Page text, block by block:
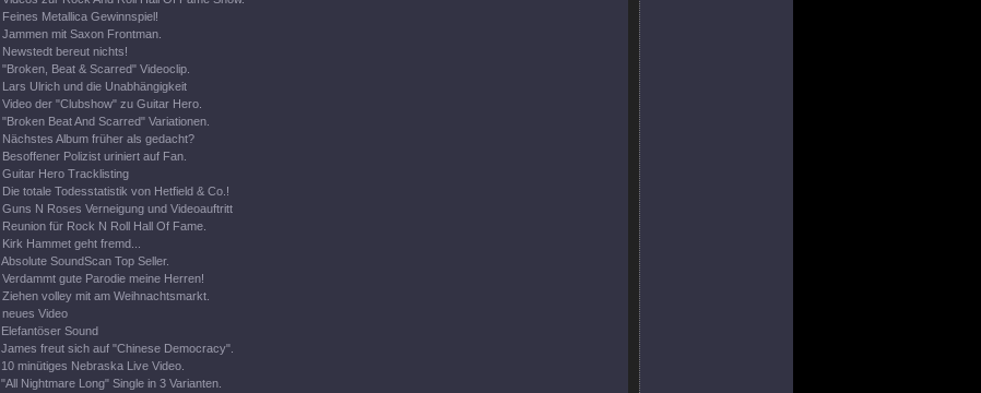
Feines Metallica Gewinnspiel!
Jammen mit Saxon Frontman.
Newstedt bereut nichts!
"Broken, Beat & Scarred" Videoclip.
Lars Ulrich und die Unabhängigkeit
Video der "Clubshow" zu Guitar Hero.
"Broken Beat And Scarred" Variationen.
Nächstes Album früher als gedacht?
Besoffener Polizist uriniert auf Fan.
Guitar Hero Tracklisting
Die totale Todesstatistik von Hetfield & Co.!
Guns N Roses Verneigung und Videoauftritt
Reunion für Rock N Roll Hall Of Fame.
Kirk Hammet geht fremd...
Absolute SoundScan Top Seller.
Verdammt gute Parodie meine Herren!
Ziehen volley mit am Weihnachtsmarkt.
neues Video
Elefantöser Sound
James freut sich auf "Chinese Democracy".
10 minütiges Nebraska Live Video.
"All Nightmare Long" Single in 3 Varianten.